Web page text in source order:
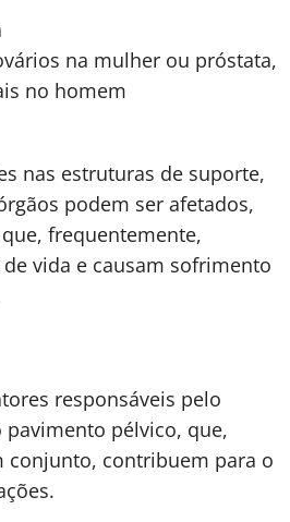
na mulher ou próstata,
no homem
nas estruturas de suporte,
podem ser afetados,
frequentemente,
vida e causam sofrimento
responsáveis pelo
pélvico, que,
conjunto, contribuem para o